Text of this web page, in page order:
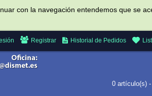
con la navegación entendemos que se
Registrar Historial de Pedidos
0 artículo(s)